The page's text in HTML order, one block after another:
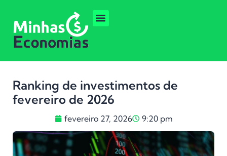
Ranking de investimentos de
fevereiro de 2026
fevereiro 27, 2026 9:20 pm